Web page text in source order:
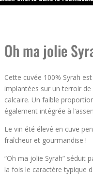
Oh ma jolie
Cette cuvée 100% Syrah
implantées sur un terroir
calcaire. Un faible
également intégrée à
Le vin été élevé en cuve
fraîcheur et gourmandise !
“Oh ma jolie Syrah” séduit
la fois le caractère typique